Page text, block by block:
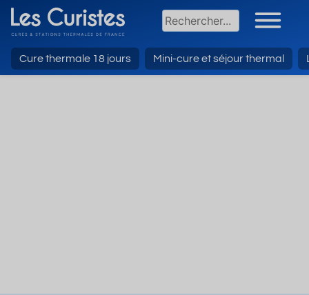
Cure thermale 18 jours Mini-cure et séjour thermal